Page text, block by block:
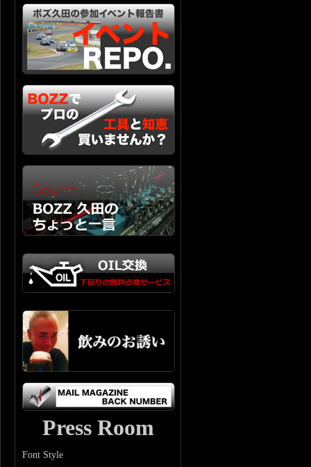
Press Room
Font Style